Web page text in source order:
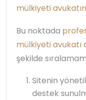
mülkiyeti
Bu noktada
mülkiyeti avukatı
şekilde
Sitenin
destek